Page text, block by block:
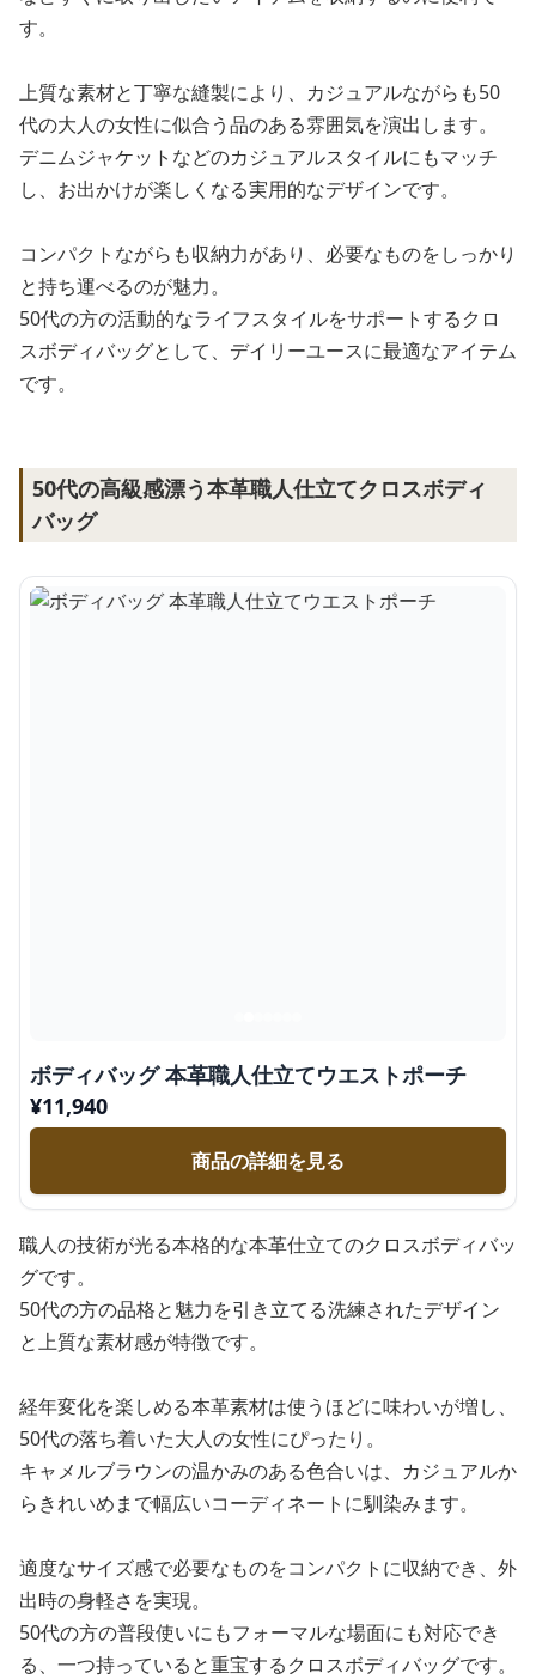
す。
上質な素材と丁寧な縫製により、カジュアルながらも50
代の大人の女性に似合う品のある雰囲気を演出します。
デニムジャケットなどのカジュアルスタイルにもマッチ
し、お出かけが楽しくなる実用的なデザインです。
コンパクトながらも収納力があり、必要なものをしっかり
と持ち運べるのが魅力。
50代の方の活動的なライフスタイルをサポートするクロ
スボディバッグとして、デイリーユースに最適なアイテム
です。
50代の高級感漂う本革職人仕立てクロスボディ
バッグ
ボディバッグ 本革職人仕立てウエストポーチ
¥11,940
商品の詳細を見る
職人の技術が光る本格的な本革仕立てのクロスボディバッ
グです。
50代の方の品格と魅力を引き立てる洗練されたデザイン
と上質な素材感が特徴です。
経年変化を楽しめる本革素材は使うほどに味わいが増し、
50代の落ち着いた大人の女性にぴったり。
キャメルブラウンの温かみのある色合いは、カジュアルか
らきれいめまで幅広いコーディネートに馴染みます。
適度なサイズ感で必要なものをコンパクトに収納でき、外
出時の身軽さを実現。
50代の方の普段使いにもフォーマルな場面にも対応でき
る、一つ持っていると重宝するクロスボディバッグです。